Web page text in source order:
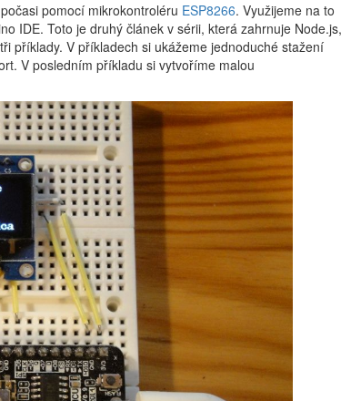
pomocí mikrokontroléru ESP8266. Využijeme na to
IDE. Toto je druhý článek v sérii, která zahrnuje Node.js,
příklady. V příkladech si ukážeme jednoduché stažení
V posledním příkladu si vytvoříme malou